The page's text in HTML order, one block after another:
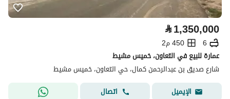
⃁1,350,000
6
450 م2
عمارة للبيع في التعاون، خميس مشيط
شارع صديق بن عبدالرحمن كمال، حي التعاون، خميس مشيط
الإيميل
اتصال